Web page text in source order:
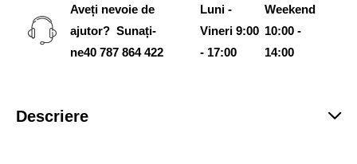
Aveți nevoie de
ajutor? Sunați-
ne40 787 864 422
Luni -
Vineri 9:00
- 17:00
Weekend
10:00 -
14:00
Descriere